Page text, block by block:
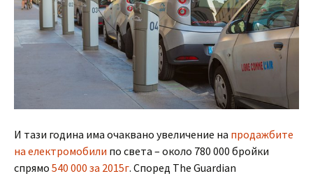
И тази година има очаквано увеличение на продажбите
на електромобили по света – около 780 000 бройки
спрямо 540 000 за 2015г. Според The Guardian